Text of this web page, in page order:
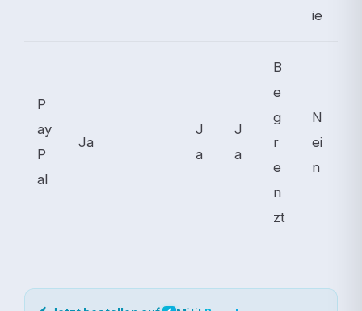
ie
P
ay
P
al
Ja
J
a
J
a
B
e
g
r
e
n
zt
N
ei
n